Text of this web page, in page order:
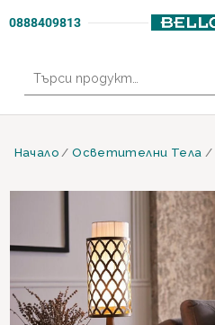
0888409813
за:
Начало/Осветителни Тела /